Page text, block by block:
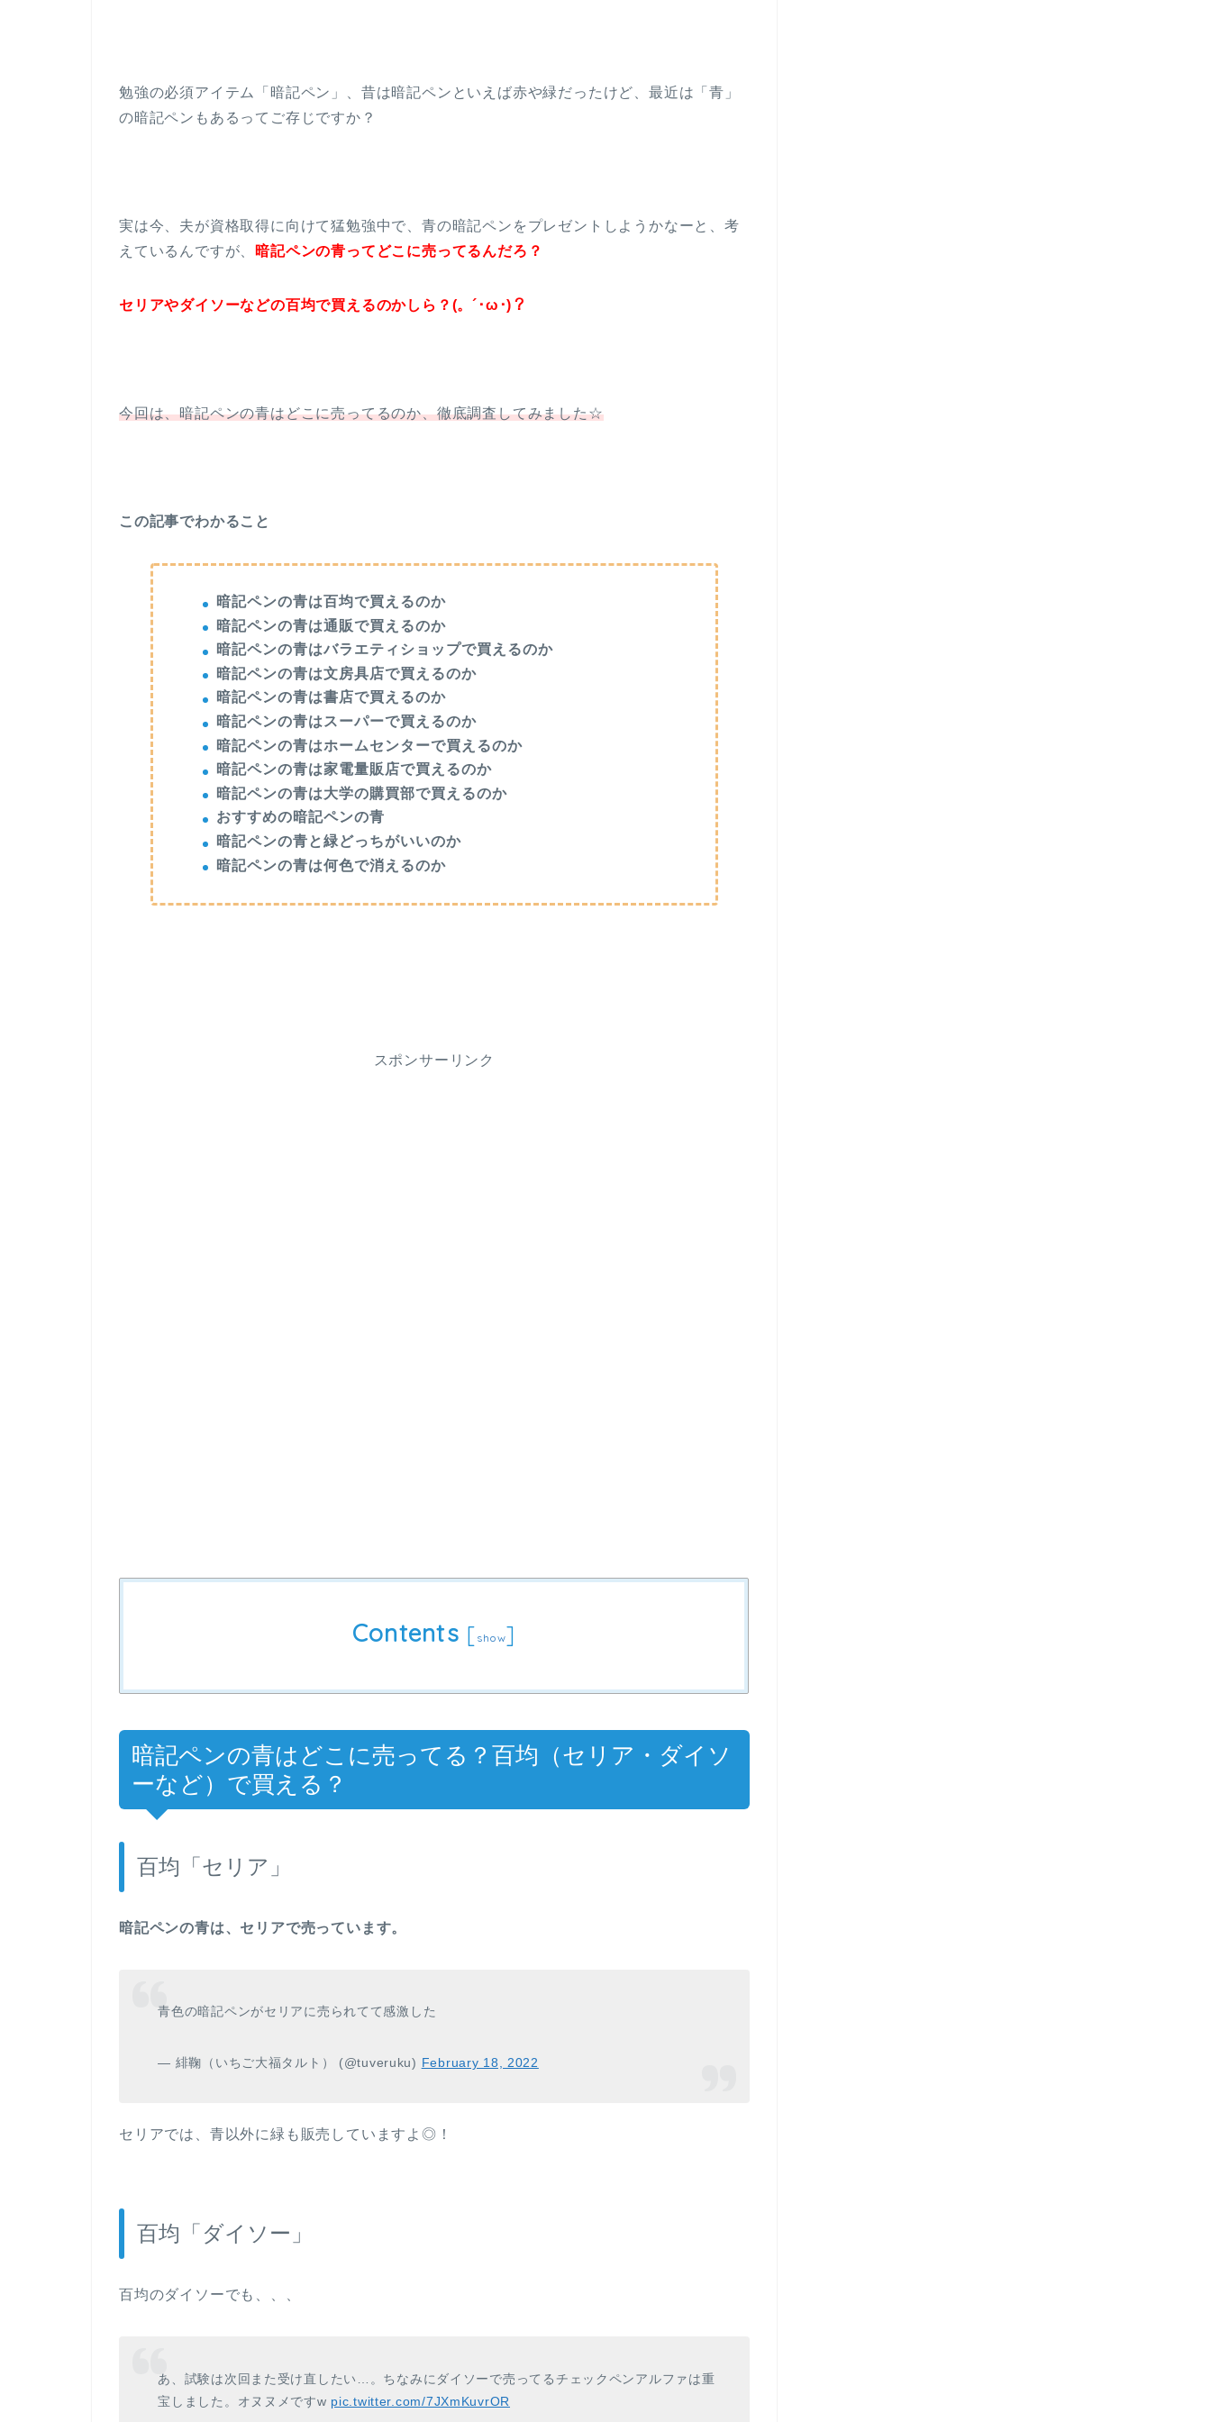
勉強の必須アイテム「暗記ペン」、昔は暗記ペンといえば赤や緑だったけど、最近は「青」
の暗記ペンもあるってご存じですか？
実は今、夫が資格取得に向けて猛勉強中で、青の暗記ペンをプレゼントしようかなーと、考
えているんですが、
暗記ペンの青ってどこに売ってるんだろ？
セリアやダイソーなどの百均で買えるのかしら？(。´･ω･)？
今回は、暗記ペンの青はどこに売ってるのか、徹底調査してみました☆
この記事でわかること
暗記ペンの青は百均で買えるのか
暗記ペンの青は通販で買えるのか
暗記ペンの青はバラエティショップで買えるのか
暗記ペンの青は文房具店で買えるのか
暗記ペンの青は書店で買えるのか
暗記ペンの青はスーパーで買えるのか
暗記ペンの青はホームセンターで買えるのか
暗記ペンの青は家電量販店で買えるのか
暗記ペンの青は大学の購買部で買えるのか
おすすめの暗記ペンの青
暗記ペンの青と緑どっちがいいのか
暗記ペンの青は何色で消えるのか
スポンサーリンク
Contents [ show]
暗記ペンの青はどこに売ってる？百均（セリア・ダイソ
ーなど）で買える？
百均「セリア」
暗記ペンの青は、セリアで売っています。
青色の暗記ペンがセリアに売られてて感激した
— 緋鞠（いちご大福タルト） (@tuveruku) February 18, 2022
セリアでは、青以外に緑も販売していますよ◎！
百均「ダイソー」
百均のダイソーでも、、、
あ、試験は次回また受け直したい…。ちなみにダイソーで売ってるチェックペンアルファは重
宝しました。オヌヌメですw pic.twitter.com/7JXmKuvrOR